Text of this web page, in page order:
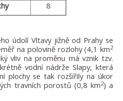
8
údolí Vltavy jižně od Prahy se
na polovině rozlohy (4,1 km2
vliv na proměnu má vznik tzv.
vodní nádrže Slapy, která
plochy se tak rozšířily na úkor
travních porostů (0,8 km2) a